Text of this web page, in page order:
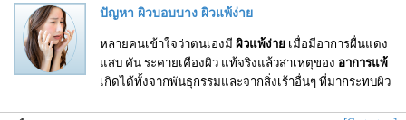
ปัญหา ผิวบอบบาง ผิวแพ้ง่าย
หลายคนเข้าใจว่าตนเองมี ผิวแพ้ง่าย เมื่อมีอาการผื่นแดง
แสบ คัน ระคายเคืองผิว แท้จริงแล้วสาเหตุของ อาการแพ้
เกิดได้ทั้งจากพันธุกรรมและจากสิ่งเร้าอื่นๆ ที่มากระทบผิว